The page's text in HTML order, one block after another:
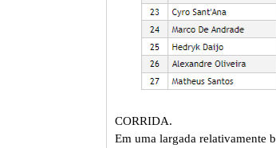
CORRIDA.
Em uma largada relativamente